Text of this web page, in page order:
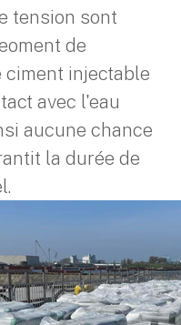
tension sont
de
ciment injectable
avec l'eau
aucune chance
la durée de